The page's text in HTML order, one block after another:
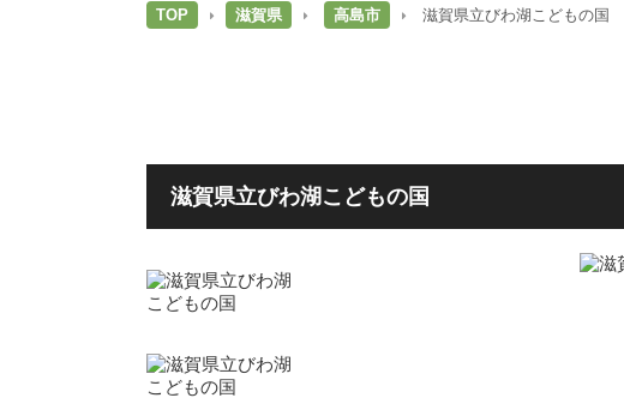
TOP 滋賀県 高島市 滋賀県立びわ湖こどもの国
滋賀県立びわ湖こどもの国